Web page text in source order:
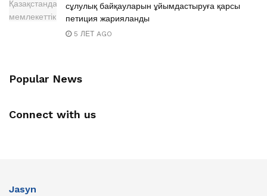
сұлулық байқауларын ұйымдастыруға қарсы
петиция жарияланды
5 ЛЕТ AGO
Popular News
Connect with us
Jasyn